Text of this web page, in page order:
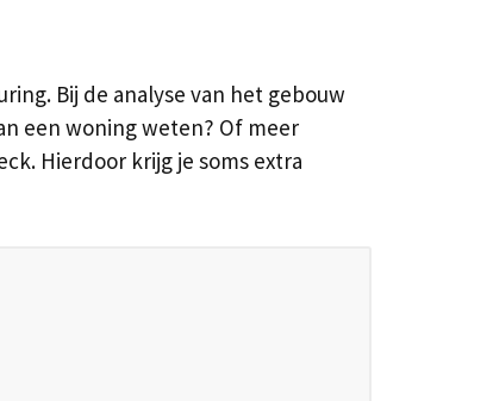
Bij de analyse van het gebouw
een woning weten? Of meer
Hierdoor krijg je soms extra